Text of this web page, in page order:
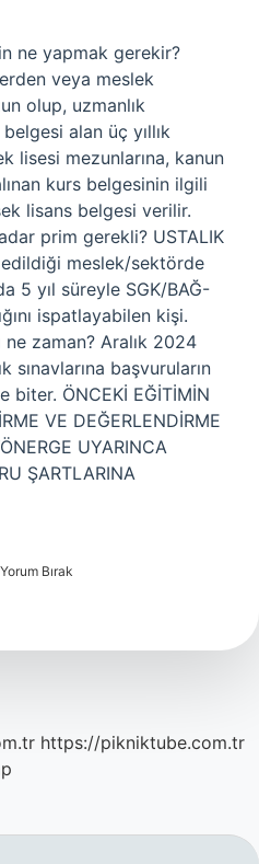
ne yapmak gerekir?
veya meslek
olup, uzmanlık
alan üç yıllık
lisesi mezunlarına, kanun
kurs belgesinin ilgili
lisans belgesi verilir.
prim gerekli? USTALIK
edildiği meslek/sektörde
5 yıl süreyle SGK/BAĞ-
ispatlayabilen kişi.
zaman? Aralık 2024
sınavlarına başvuruların
biter. ÖNCEKİ EĞİTİMİN
VE DEĞERLENDİRME
UYARINCA
ŞARTLARINA
Yorum Bırak
https://pikniktube.com.tr